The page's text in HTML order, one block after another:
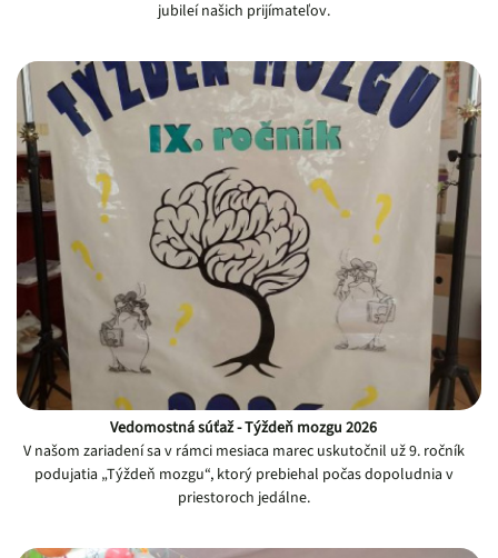
jubileí našich prijímateľov.
Vedomostná súťaž - Týždeň mozgu 2026
V našom zariadení sa v rámci mesiaca marec uskutočnil už 9. ročník
podujatia „Týždeň mozgu“, ktorý prebiehal počas dopoludnia v
priestoroch jedálne.